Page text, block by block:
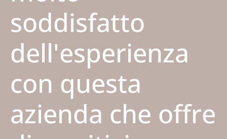
soddisfatto
dell'esperienza
con questa
azienda che offre